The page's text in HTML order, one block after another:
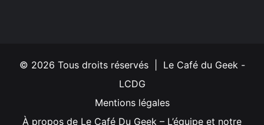
© 2026 Tous droits réservés | Le Café du Geek -
LCDG
Mentions légales
À propos de Le Café Du Geek – L’équipe et notre